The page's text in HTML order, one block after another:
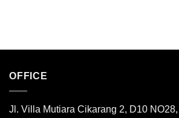
OFFICE
Jl. Villa Mutiara Cikarang 2, D10